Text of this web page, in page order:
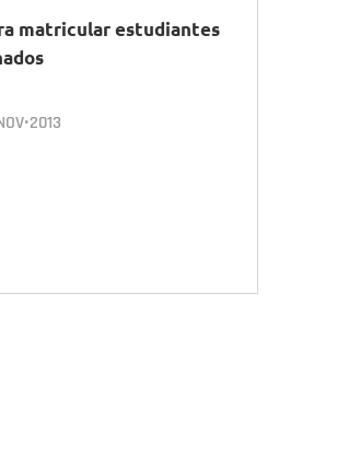
matricular estudiantes